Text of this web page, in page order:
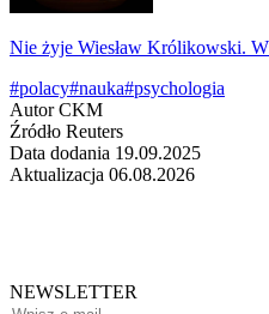
Nie żyje Wiesław Królikowski.
#polacy#nauka#psychologia
Autor CKM
Źródło Reuters
Data dodania 19.09.2025
Aktualizacja 06.08.2026
NEWSLETTER